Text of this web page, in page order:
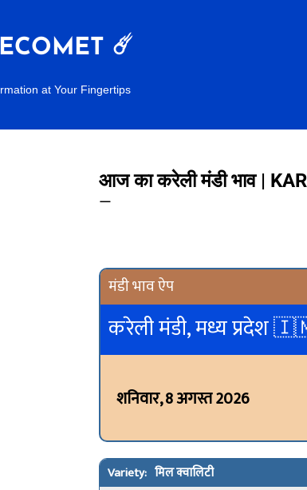
☄️
at Your Fingertips
आज का करेली मंडी भाव |
मंडी भाव ऐप
करेली मंडी, मध्य प्रदेश
शनिवार, 8 अगस्त 2026
मिल क्वालिटी